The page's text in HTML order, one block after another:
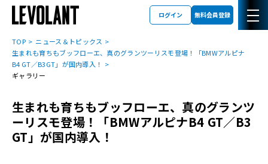
ログイン 無料会員登録
TOP
ニュース＆トピックス
生まれも育ちもブッフローエ、真のグランツーリスモ登場！「BMWアルピナ
B4 GT／B3GT」が国内導入！
ギャラリー
生まれも育ちもブッフローエ、真のグランツ
ーリスモ登場！「BMWアルピナB4 GT／B3
GT」が国内導入！